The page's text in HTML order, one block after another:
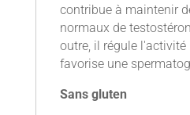
contribue à maintenir
normaux de
outre, il régule
favorise une
Sans gluten